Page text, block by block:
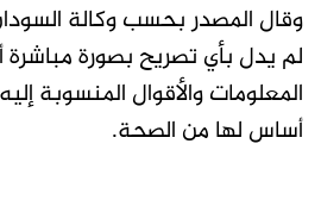
وقال المصدر بحسب وكالة
لم يدل بأي تصريح بصورة مباشرة
المعلومات والأقوال المنسوبة
أساس لها من الصحة.